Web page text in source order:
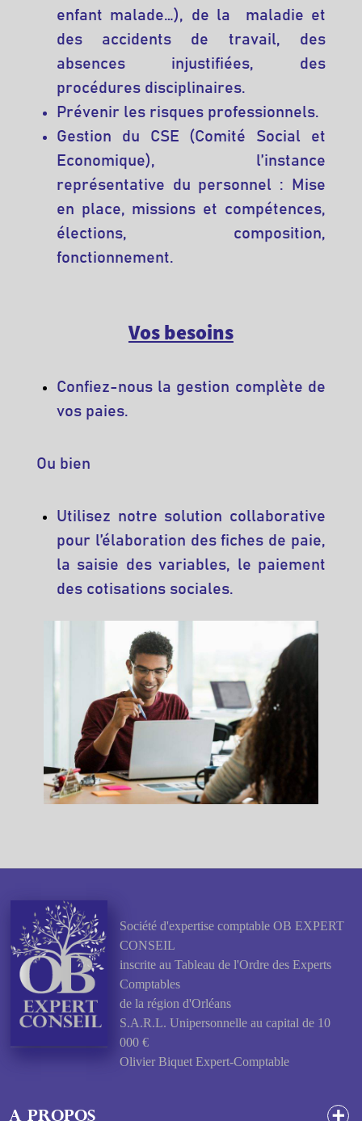
enfant malade…), de la maladie et
des accidents de travail, des
absences injustifiées, des
procédures disciplinaires.
Prévenir les risques professionnels.
Gestion du CSE (Comité Social et
Economique), l’instance
représentative du personnel : Mise
en place, missions et compétences,
élections, composition,
fonctionnement.
Vos besoins
Confiez-nous la gestion complète de
vos paies.
Ou bien
Utilisez notre solution collaborative
pour l’élaboration des fiches de paie,
la saisie des variables, le paiement
des cotisations sociales.
Société d'expertise comptable OB EXPERT
CONSEIL
inscrite au Tableau de l'Ordre des Experts
Comptables
de la région d'Orléans
S.A.R.L. Unipersonnelle au capital de 10
000 €
Olivier Biquet Expert-Comptable
A propos